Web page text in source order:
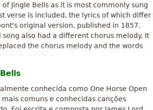
jogar. Eu adoro.”
”
”
Jingle Bells as it is most commonly sung
verse is included, the lyrics of which differ
original version, published in 1857.
song also had a different chorus melody. It
the chorus melody and the words
version.
other verses visit
wiki/Jingle_bells
conhecida como One Horse Open
mais comuns e conhecidas canções